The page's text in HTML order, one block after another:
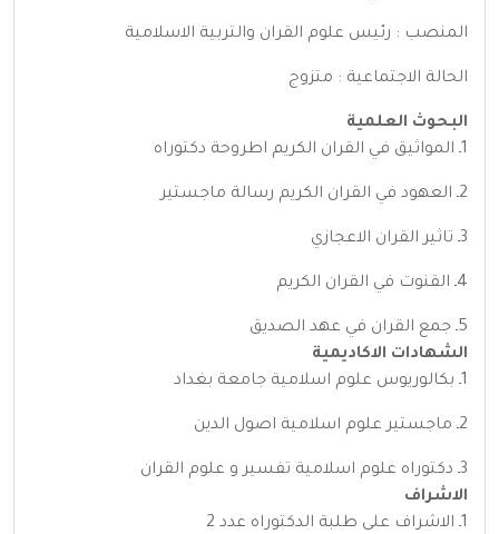
المنصب : رئيس علوم القران والتربية الاسلامية
الحالة الاجتماعية : متزوج
البحوث العلمية
1ـ المواثيق في القران الكريم اطروحة دكتوراه
2ـ العهود في القران الكريم رسالة ماجستير
3ـ تاثير القران الاعجازي
4ـ القنوت في القران الكريم
5ـ جمع القران في عهد الصديق
الشهادات الاكاديمية
1ـ بكالوريوس علوم اسلامية جامعة بغداد
2ـ ماجستير علوم اسلامية اصول الدين
3ـ دكتوراه علوم اسلامية تفسير و علوم القران
الاشراف
1ـ الاشراف على طلبة الدكتوراه عدد 2